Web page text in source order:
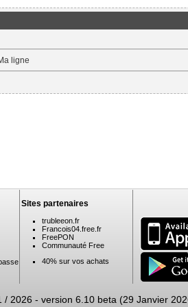
ligne
Sites partenaires
trubleeon.fr
Francois04.free.fr
FreePON
Communauté Free
40% sur vos achats
/ 2026 - version 6.10 beta (29 Janvier